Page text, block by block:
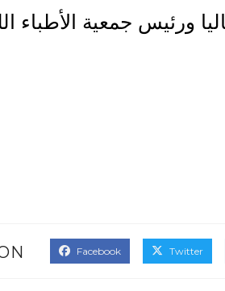
ورئيس جمعية الأطباء
Facebook Twitter